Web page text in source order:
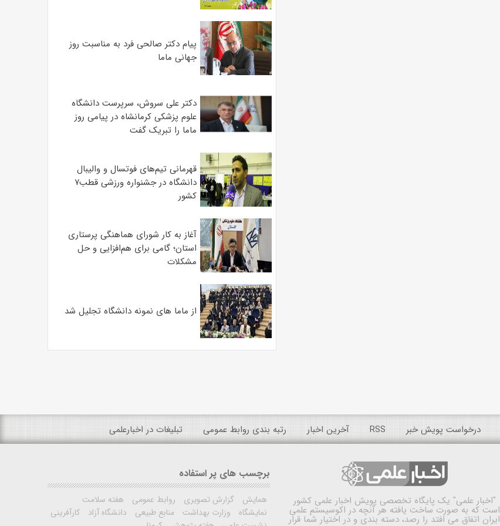
پیام دکتر صالحی فرد به مناسبت روز
جهانی ماما
دکتر علی سروش، سرپرست دانشگاه
علوم پزشکی کرمانشاه در پیامی روز
ماما را تبریک گفت
قهرمانی تیم‌های فوتسال و والیبال
دانشگاه در جشنواره ورزشی قطب۷
کشور
آغاز به کار شورای هماهنگی پرستاری
استان؛ گامی برای هم‌افزایی و حل
مشکلات
از ماما های نمونه دانشگاه تجلیل شد
درخواست پویش خبر RSS آخرین اخبار رتبه بندی روابط عمومی تبلیغات در اخبارعلمی
"اخبار علمی" یک پایگاه تخصصی پویش اخبار علمی کشور
است که به صورت ساخت یافته هر آنچه در اکوسیستم علمی
ایران اتفاق می افتد را رصد، دسته بندی و در اختیار شما قرار
برچسب های پر استفاده
همایش گزارش تصویری روابط عمومی
هفته سلامت
نمایشگاه
وزارت بهداشت منابع طبیعی دانشگاه آزاد
کارآفرینی